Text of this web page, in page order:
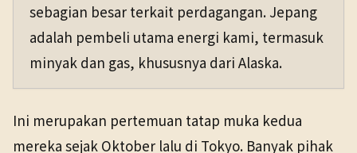
sebagian besar terkait perdagangan. Jepang
adalah pembeli utama energi kami, termasuk
minyak dan gas, khususnya dari Alaska.
Ini merupakan pertemuan tatap muka kedua
mereka sejak Oktober lalu di Tokyo. Banyak pihak